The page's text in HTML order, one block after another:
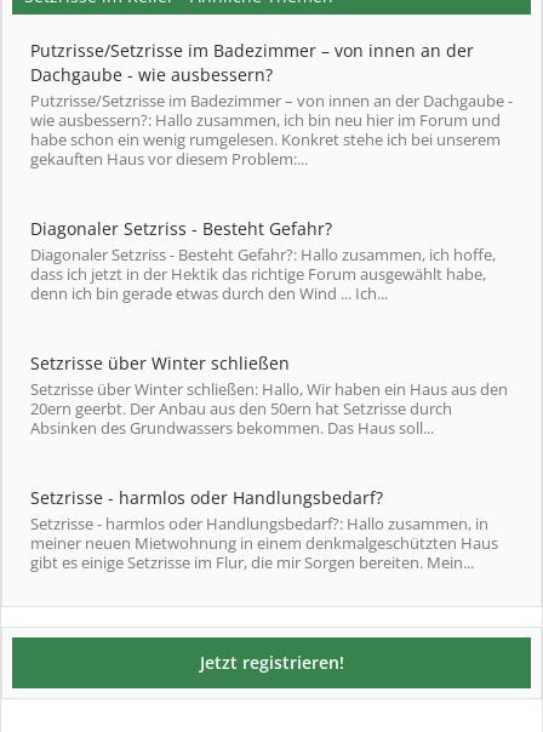
Putzrisse/Setzrisse im Badezimmer – von innen an der
Dachgaube - wie ausbessern?
Putzrisse/Setzrisse im Badezimmer – von innen an der Dachgaube -
wie ausbessern?: Hallo zusammen, ich bin neu hier im Forum und
habe schon ein wenig rumgelesen. Konkret stehe ich bei unserem
gekauften Haus vor diesem Problem:...
Diagonaler Setzriss - Besteht Gefahr?
Diagonaler Setzriss - Besteht Gefahr?: Hallo zusammen, ich hoffe,
dass ich jetzt in der Hektik das richtige Forum ausgewählt habe,
denn ich bin gerade etwas durch den Wind ... Ich...
Setzrisse über Winter schließen
Setzrisse über Winter schließen: Hallo, Wir haben ein Haus aus den
20ern geerbt. Der Anbau aus den 50ern hat Setzrisse durch
Absinken des Grundwassers bekommen. Das Haus soll...
Setzrisse - harmlos oder Handlungsbedarf?
Setzrisse - harmlos oder Handlungsbedarf?: Hallo zusammen, in
meiner neuen Mietwohnung in einem denkmalgeschützten Haus
gibt es einige Setzrisse im Flur, die mir Sorgen bereiten. Mein...
Jetzt registrieren!